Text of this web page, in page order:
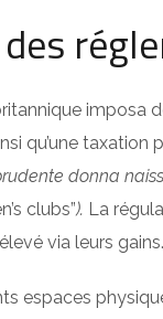
des
imposa
qu’une
donna
clubs”). La
via leurs
espaces